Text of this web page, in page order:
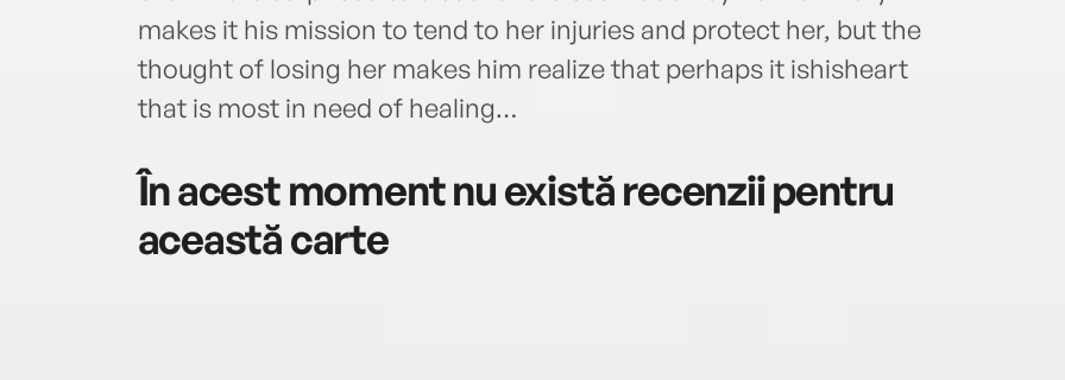
makes it his mission to tend to her injuries and protect her, but the
thought of losing her makes him realize that perhaps it ishisheart
that is most in need of healing…
În acest moment nu există recenzii pentru
această carte